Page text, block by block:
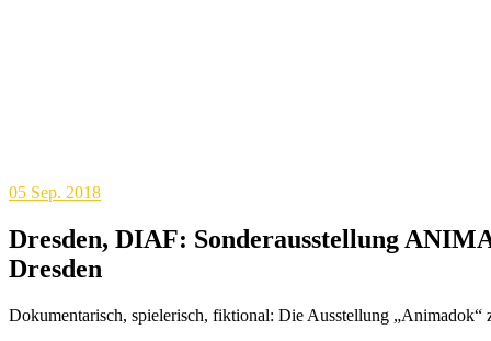
05 Sep. 2018
Dresden, DIAF: Sonderausstellung
Dresden
Dokumentarisch, spielerisch, fiktional: Die Ausstellung